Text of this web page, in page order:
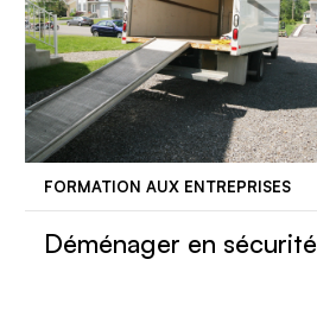
FORMATION AUX ENTREPRISES
Déménager en sécurité